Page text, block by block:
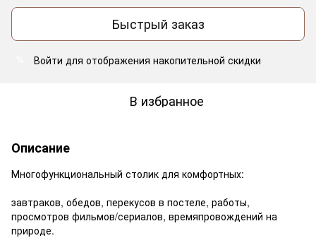
Быстрый заказ
Войти для отображения накопительной скидки
В избранное
Описание
Многофункциональный столик для комфортных:
завтраков, обедов, перекусов в постеле, работы,
просмотров фильмов/сериалов, времяпровождений на
природе.